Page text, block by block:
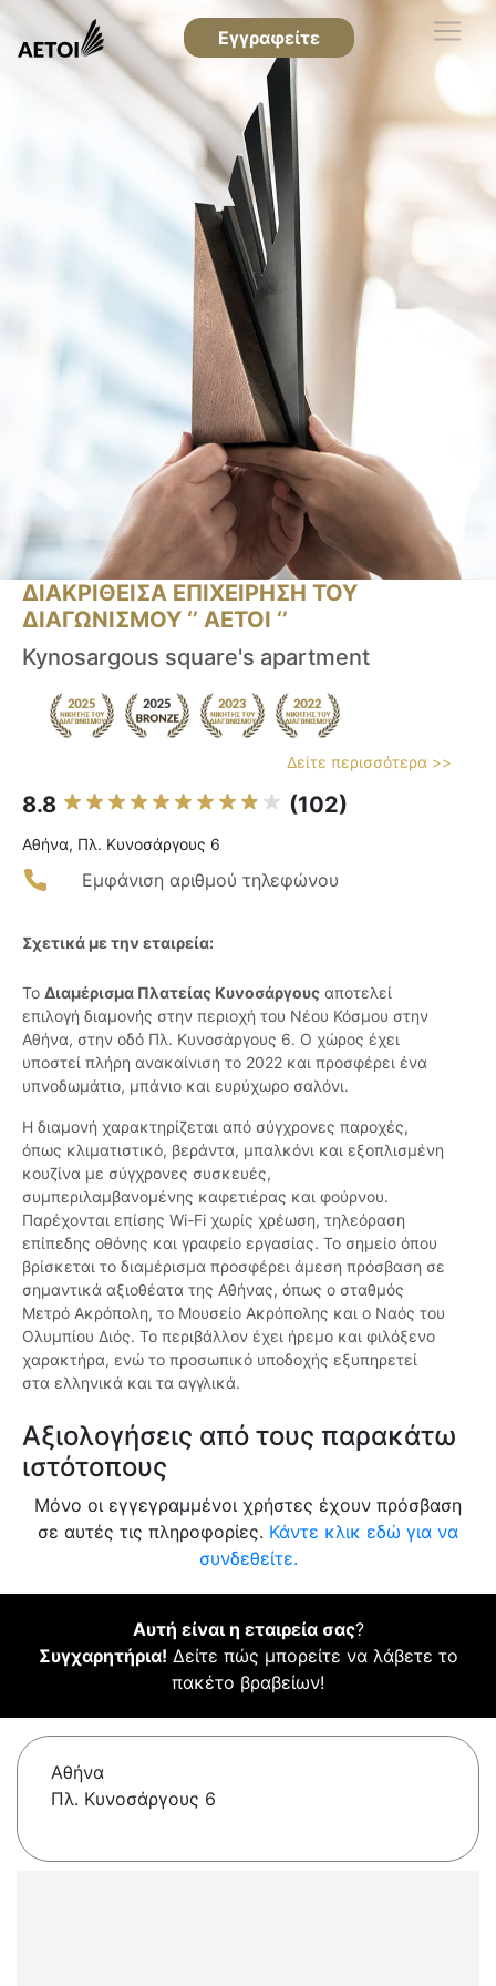
Εγγραφείτε
ΔΙΑΚΡΙΘΕΙΣΑ ΕΠΙΧΕΙΡΗΣΗ ΤΟΥ
ΔΙΑΓΩΝΙΣΜΟΥ ‘’ ΑΕΤΟΙ ‘’
Kynosargous square's apartment
Δείτε περισσότερα >>
8.8 (102)
Αθήνα, Πλ. Κυνοσάργους 6
Εμφάνιση αριθμού τηλεφώνου
Σχετικά με την εταιρεία:
Το Διαμέρισμα Πλατείας Κυνοσάργους αποτελεί
επιλογή διαμονής στην περιοχή του Νέου Κόσμου στην
Αθήνα, στην οδό Πλ. Κυνοσάργους 6. Ο χώρος έχει
υποστεί πλήρη ανακαίνιση το 2022 και προσφέρει ένα
υπνοδωμάτιο, μπάνιο και ευρύχωρο σαλόνι.
Η διαμονή χαρακτηρίζεται από σύγχρονες παροχές,
όπως κλιματιστικό, βεράντα, μπαλκόνι και εξοπλισμένη
κουζίνα με σύγχρονες συσκευές,
συμπεριλαμβανομένης καφετιέρας και φούρνου.
Παρέχονται επίσης Wi-Fi χωρίς χρέωση, τηλεόραση
επίπεδης οθόνης και γραφείο εργασίας. Το σημείο όπου
βρίσκεται το διαμέρισμα προσφέρει άμεση πρόσβαση σε
σημαντικά αξιοθέατα της Αθήνας, όπως ο σταθμός
Μετρό Ακρόπολη, το Μουσείο Ακρόπολης και ο Ναός του
Ολυμπίου Διός. Το περιβάλλον έχει ήρεμο και φιλόξενο
χαρακτήρα, ενώ το προσωπικό υποδοχής εξυπηρετεί
στα ελληνικά και τα αγγλικά.
Αξιολογήσεις από τους παρακάτω
ιστότοπους
Μόνο οι εγγεγραμμένοι χρήστες έχουν πρόσβαση
σε αυτές τις πληροφορίες. Κάντε κλικ εδώ για να
συνδεθείτε.
Αυτή είναι η εταιρεία σας?
Συγχαρητήρια! Δείτε πώς μπορείτε να λάβετε το
πακέτο βραβείων!
Αθήνα
Πλ. Κυνοσάργους 6